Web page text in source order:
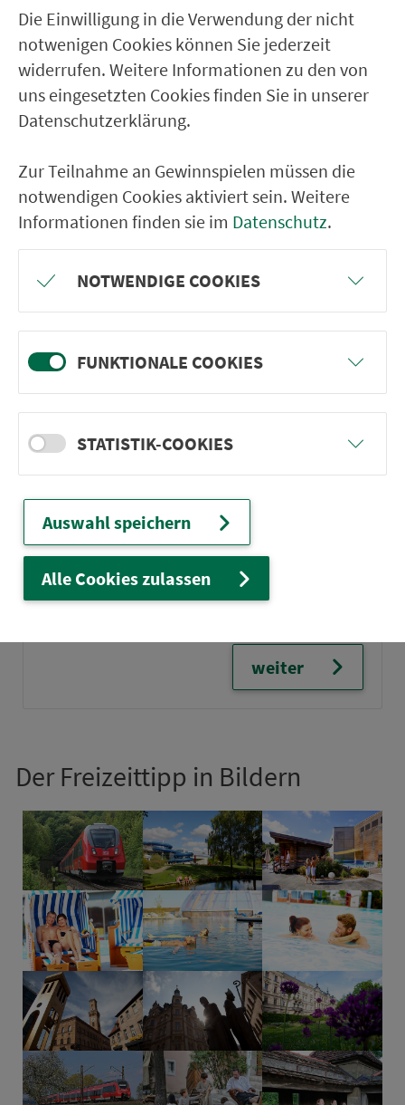
Prospekt zum Download
weiter
Der Frei­zeittipp in Bildern
Die Einwilligung in die Verwendung der nicht
notwenigen Cookies können Sie jederzeit
widerrufen. Weitere Informationen zu den von
uns eingesetzten Cookies finden Sie in unserer
Datenschutzerklärung.
Zur Teilnahme an Gewinnspielen müssen die
notwendigen Cookies aktiviert sein. Weitere
Informationen finden sie im Datenschutz.
NOTWENDIGE COOKIES
FUNKTIONALE COOKIES
STATISTIK-COOKIES
Auswahl speichern
Alle Cookies zulassen